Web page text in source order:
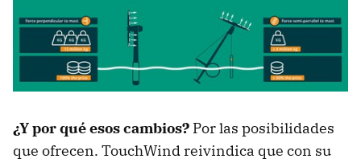
¿Y por qué esos cambios? Por las posibilidades
que ofrecen. TouchWind reivindica que con su